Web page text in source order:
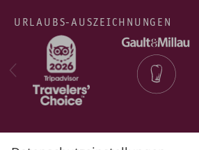
URLAUBS-AUSZEICHNUNGEN